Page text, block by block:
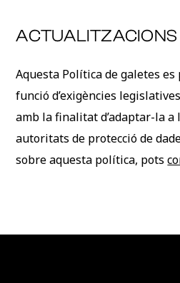
ACTUALITZACIONS
Aquesta Política de galetes
funció d’exigències
amb la finalitat d’adaptar-la a
autoritats de protecció de
sobre aquesta política, pots